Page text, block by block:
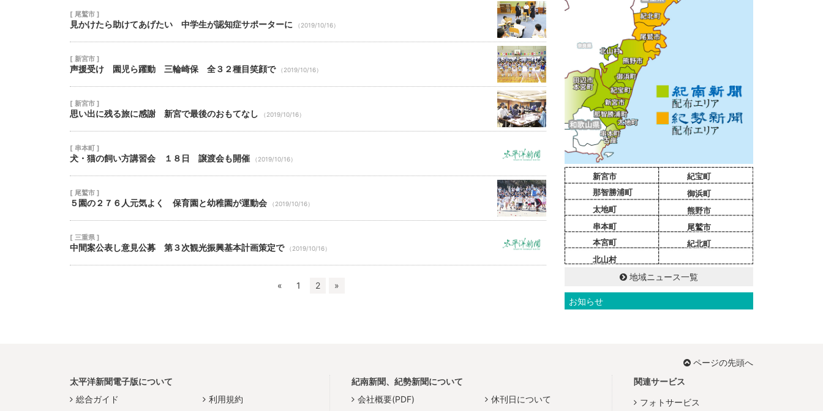
[ 尾鷲市 ]
見かけたら助けてあげたい 中学生が認知症サポーターに （2019/10/16）
[ 新宮市 ]
声援受け 園児ら躍動 三輪崎保 全３２種目笑顔で （2019/10/16）
[ 新宮市 ]
思い出に残る旅に感謝 新宮で最後のおもてなし （2019/10/16）
[ 串本町 ]
犬・猫の飼い方講習会 １８日 譲渡会も開催 （2019/10/16）
[ 尾鷲市 ]
５園の２７６人元気よく 保育園と幼稚園が運動会 （2019/10/16）
[ 三重県 ]
中間案公表し意見公募 第３次観光振興基本計画策定で （2019/10/16）
« 1 2 »
新宮市
那智勝浦町
太地町
串本町
本宮町
北山村
紀宝町
御浜町
熊野市
尾鷲市
紀北町
地域ニュース一覧
お知らせ
ページの先頭へ
太平洋新聞電子版について
総合ガイド
利用規約
紀南新聞、紀勢新聞について
会社概要(PDF)
休刊日について
関連サービス
フォトサービス